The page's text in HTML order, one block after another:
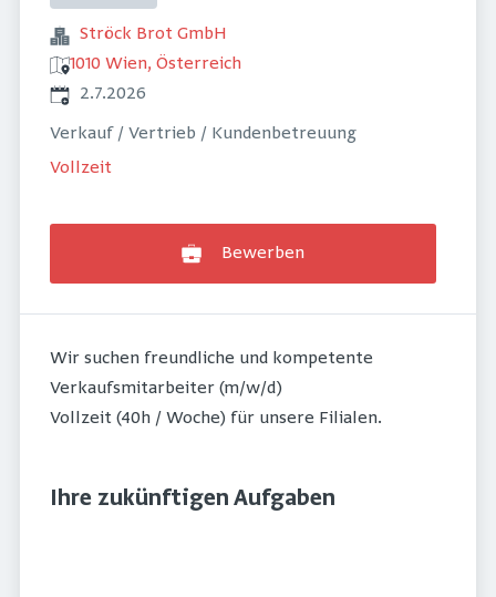
Ströck Brot GmbH
1010 Wien, Österreich
Veröffentlicht
2.7.2026
Verkauf / Vertrieb / Kundenbetreuung
Vollzeit
Bewerben
Wir suchen freundliche und kompetente
Verkaufsmitarbeiter (m/w/d)
Vollzeit (40h / Woche) für unsere Filialen.
Ihre zukünftigen Aufgaben